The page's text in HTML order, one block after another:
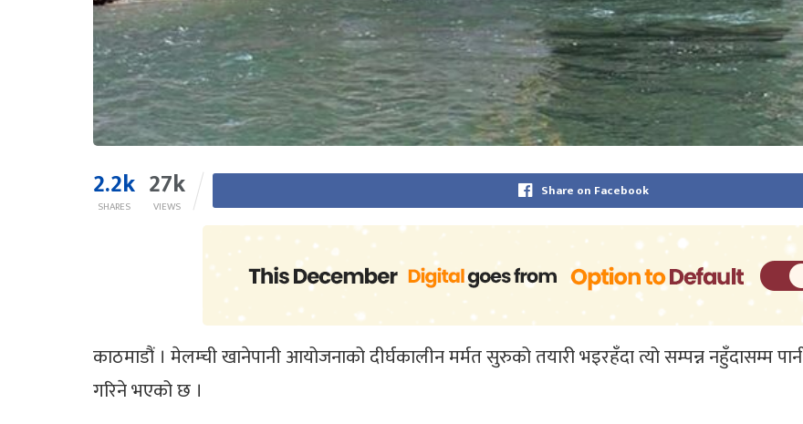
2.2k
SHARES
27k
VIEWS
Share on Facebook
काठमाडौं । मेलम्ची खानेपानी आयोजनाको दीर्घकालीन मर्मत सुरुको तयारी भइरहँदा त्यो सम्पन्न नहुँदासम्म
गरिने भएको छ ।